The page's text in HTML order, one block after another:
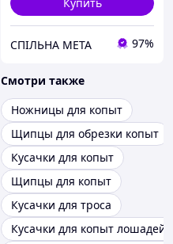
СПІЛЬНА МЕТА 97%
Смотри также
Ножницы для копыт
Щипцы для обрезки копыт
Кусачки для копыт
Щипцы для копыт
Кусачки для троса
Кусачки для копыт лошадей